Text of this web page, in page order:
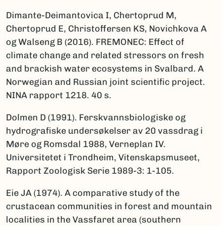
Dimante-Deimantovica I, Chertoprud M,
Chertoprud E, Christoffersen KS, Novichkova A
og Walseng B (2016). FREMONEC: Effect of
climate change and related stressors on fresh
and brackish water ecosystems in Svalbard. A
Norwegian and Russian joint scientific project.
NINA rapport 1218. 40 s.
Dolmen D (1991). Ferskvannsbiologiske og
hydrografiske undersøkelser av 20 vassdrag i
Møre og Romsdal 1988, Verneplan IV.
Universitetet i Trondheim, Vitenskapsmuseet,
Rapport Zoologisk Serie 1989-3: 1-105.
Eie JA (1974). A comparative study of the
crustacean communities in forest and mountain
localities in the Vassfaret area (southern